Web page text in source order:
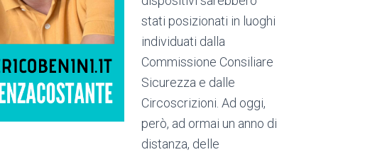
stati posizionati in luoghi
individuati dalla
Commissione Consiliare
Sicurezza e dalle
Circoscrizioni. Ad oggi,
però, ad ormai un anno di
distanza, delle